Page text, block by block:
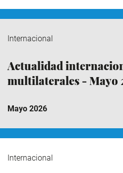
Internacional
Actualidad
multilaterales - Mayo
Mayo 2026
Internacional